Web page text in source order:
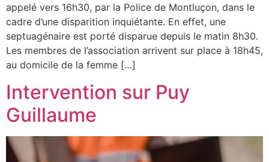
appelé vers 16h30, par la Police de Montluçon, dans le
cadre d’une disparition inquiétante. En effet, une
septuagénaire est porté disparue depuis le matin 8h30.
Les membres de l’association arrivent sur place à 18h45,
au domicile de la femme […]
Intervention sur Puy
Guillaume